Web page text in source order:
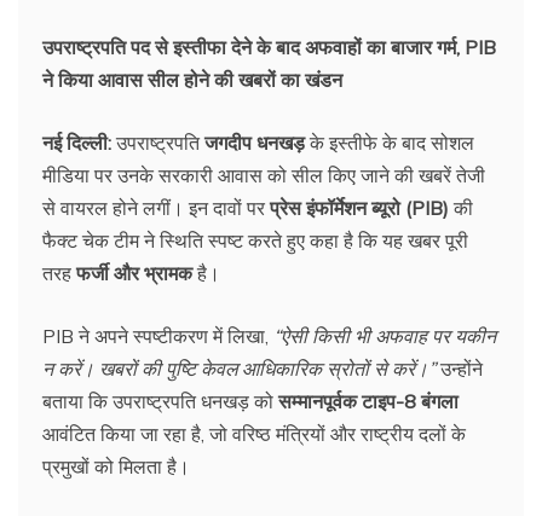
उपराष्ट्रपति पद से इस्तीफा देने के बाद अफवाहों का बाजार गर्म, PIB
ने किया आवास सील होने की खबरों का खंडन
नई दिल्ली:उपराष्ट्रपतिजगदीप धनखड़के इस्तीफे के बाद सोशल
मीडिया पर उनके सरकारी आवास को सील किए जाने की खबरें तेजी
से वायरल होने लगीं। इन दावों परप्रेस इंफॉर्मेशन ब्यूरो (PIB) की
फैक्ट चेक टीम ने स्थिति स्पष्ट करते हुए कहा है कि यह खबर पूरी
तरहफर्जी और भ्रामकहै।
PIB ने अपने स्पष्टीकरण में लिखा, “ऐसी किसी भी अफवाह पर यकीन
न करें। खबरों की पुष्टि केवल आधिकारिक स्रोतों से करें।”उन्होंने
बताया कि उपराष्ट्रपति धनखड़ कोसम्मानपूर्वक टाइप-8 बंगला
आवंटित किया जा रहा है, जो वरिष्ठ मंत्रियों और राष्ट्रीय दलों के
प्रमुखों को मिलता है।